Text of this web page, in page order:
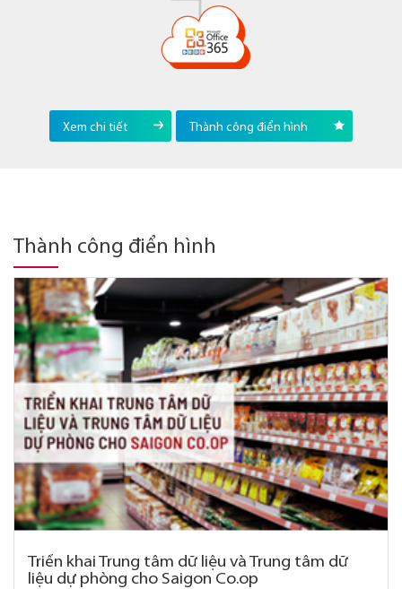
Xem chi tiết Thành công điển hình
Thành công điển hình
Triển khai Trung tâm dữ liệu và Trung tâm dữ
liệu dự phòng cho Saigon Co.op